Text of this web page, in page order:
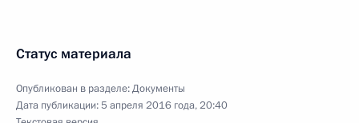
Статус материала
Опубликован в разделе:Документы
Дата публикации:5 апреля 2016 года, 20:40